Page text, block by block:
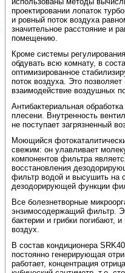
проектировании лопаток
и ровный поток воздуха
значительное расстояние и
помещению.
Кроме системы
обдувать всю комнату, в
оптимизированное
поток воздуха. Это
взаимодействие воздушных
Антибактериальная
плесени. Внутренность
не поступает загрязненный
Моющийся
свежим: он улавливает
компонентов фильтра
восстановления
фильтр водой и высушить на
дезодорирующей функции
Все болезнетворные
энзимосодержащий фильтр.
бактерии и грибки погибают,
воздух.
В состав кондиционера
постоянно генерирующая
работает, концентрация